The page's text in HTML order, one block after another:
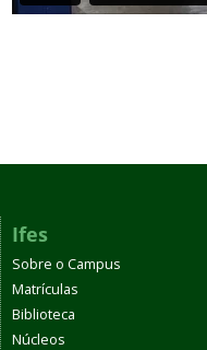
Ifes
Sobre o Campus
Matrículas
Biblioteca
Núcleos